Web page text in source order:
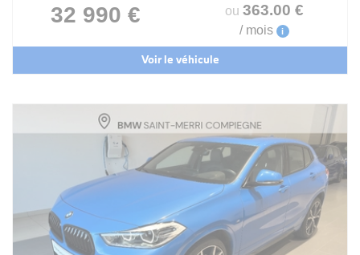
32 990 € ou 363.00 €
/ mois i
Voir le véhicule